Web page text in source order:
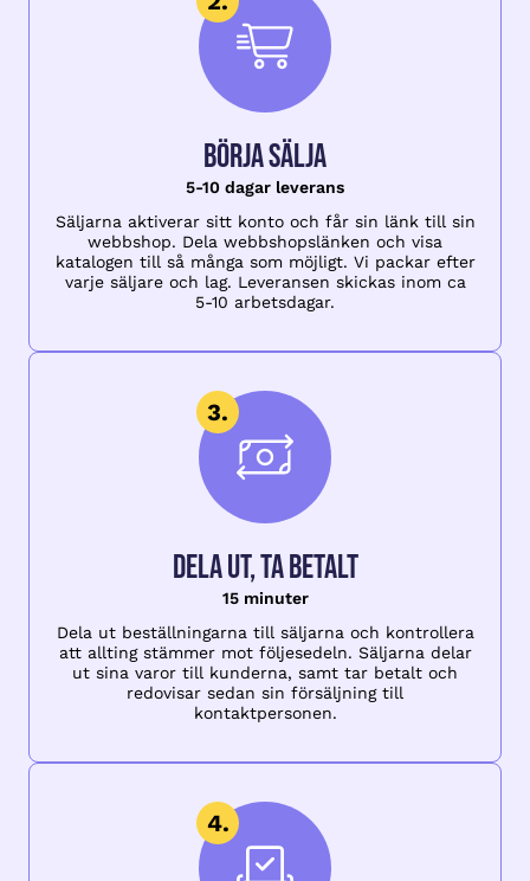
Börja sälja
5-10 dagar leverans
Säljarna aktiverar sitt konto och får sin länk till sin
webbshop. Dela webbshopslänken och visa
katalogen till så många som möjligt. Vi packar efter
varje säljare och lag. Leveransen skickas inom ca
5-10 arbetsdagar.
Dela ut, ta betalt
15 minuter
Dela ut beställningarna till säljarna och kontrollera
att allting stämmer mot följesedeln. Säljarna delar
ut sina varor till kunderna, samt tar betalt och
redovisar sedan sin försäljning till
kontaktpersonen.